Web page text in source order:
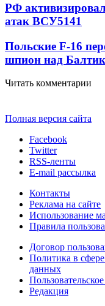
РФ
атак ВСУ5141
Польские F-16
шпион над
Читать комментарии
Полная версия сайта
Facebook
Twitter
RSS-ленты
E-mail рассылка
Контакты
Реклама на сайте
Использование
Правила
Договор
Политика в
данных
Редакция